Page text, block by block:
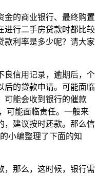
金的商业银行、最终购置
进行二手房贷款时都比较
款利率是多少呢？请大家
良信用记录，逾期后，个
后的贷款申请。可能面临
可能会收到银行的催款
可能面临责任。一般来
，建议按时还款。那么信
小编整理了下面的知
，那么，这时候，银行需